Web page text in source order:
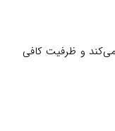
و ظرفیت کافی